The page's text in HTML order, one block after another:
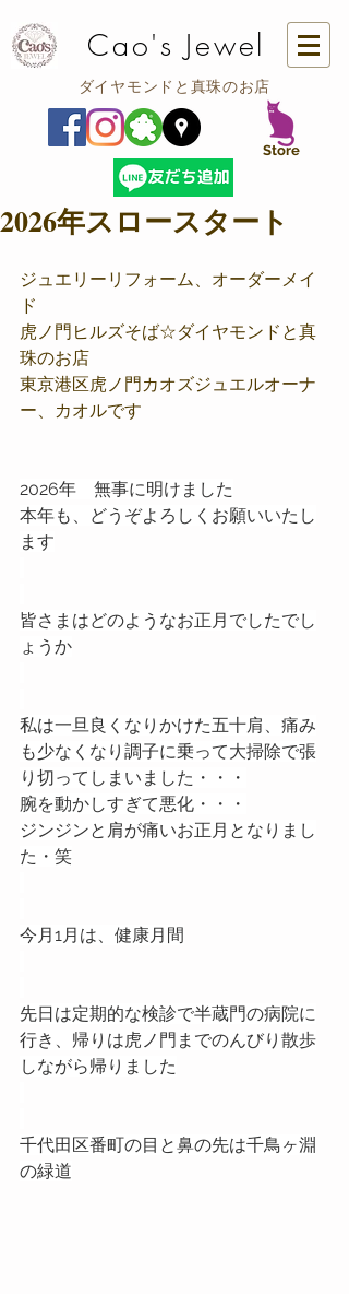
Cao's Jewel
ダイヤモンドと真珠のお店
​Store
2026年スロースタート
ジュエリーリフォーム、オーダーメイ
ド
虎ノ門ヒルズそば☆ダイヤモンドと真
珠のお店
東京港区虎ノ門カオズジュエルオーナ
ー、カオルです
2026年　無事に明けました
本年も、どうぞよろしくお願いいたし
ます
皆さまはどのようなお正月でしたでし
ょうか
私は一旦良くなりかけた五十肩、痛み
も少なくなり調子に乗って大掃除で張
り切ってしまいました・・・
腕を動かしすぎて悪化・・・
ジンジンと肩が痛いお正月となりまし
た・笑
今月1月は、健康月間
先日は定期的な検診で半蔵門の病院に
行き、帰りは虎ノ門までのんびり散歩
しながら帰りました
千代田区番町の目と鼻の先は千鳥ヶ淵
の緑道